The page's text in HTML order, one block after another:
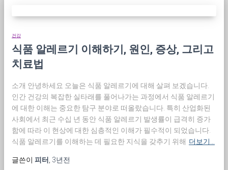
건강
식품 알레르기 이해하기, 원인, 증상, 그리고
치료법
소개 안녕하세요 오늘은 식품 알레르기에 대해 살펴 보겠습니다.
인간 건강의 복잡한 실타래를 풀어나가는 과정에서 식품 알레르기
에 대한 이해는 중요한 탐구 분야로 떠올랐습니다. 특히 산업화된
사회에서 최근 수십 년 동안 식품 알레르기 발생률이 급격히 증가
함에 따라 이 현상에 대한 심층적인 이해가 필수적이 되었습니다.
식품 알레르기를 이해하는 데 필요한 지식을 갖추기 위해 더보기…
글쓴이 피터 , 3년전